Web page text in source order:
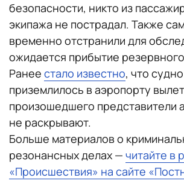
безопасности, никто из
экипажа не пострадал. Также
временно отстранили для
ожидается прибытие
Ранее стало известно, что
приземлилось в аэропорту
произошедшего представители
не раскрывают.
Больше материалов о
резонансных делах — читайте в
«Происшествия» на сайте